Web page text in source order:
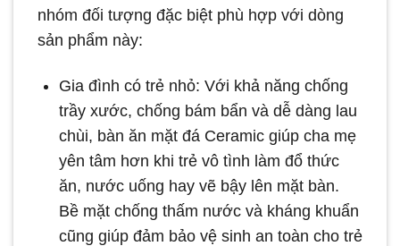
nhóm đối tượng đặc biệt phù hợp với dòng
sản phẩm này:
Gia đình có trẻ nhỏ: Với khả năng chống
trầy xước, chống bám bẩn và dễ dàng lau
chùi, bàn ăn mặt đá Ceramic giúp cha mẹ
yên tâm hơn khi trẻ vô tình làm đổ thức
ăn, nước uống hay vẽ bậy lên mặt bàn.
Bề mặt chống thấm nước và kháng khuẩn
cũng giúp đảm bảo vệ sinh an toàn cho trẻ